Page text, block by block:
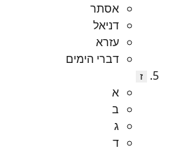
אסתר
דניאל
עזרא
דברי הימים
ז
א
ב
ג
ד